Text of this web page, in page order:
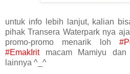
untuk info lebih lanjut, kalian
pihak Transera Waterpark nya
promo-promo menarik loh
#EmakIritmacam Mamiyu dan
lainnya ^_^